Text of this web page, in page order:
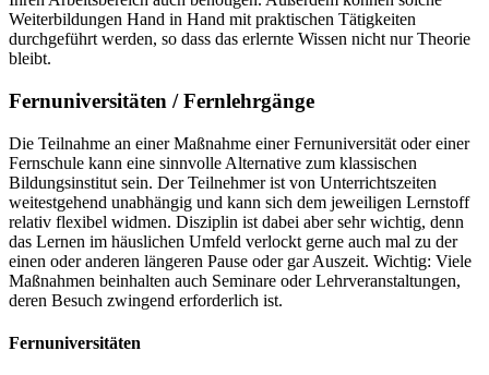
Weiterbildungen Hand in Hand mit praktischen Tätigkeiten
durchgeführt werden, so dass das erlernte Wissen nicht nur Theorie
bleibt.
Fernuniversitäten / Fernlehrgänge
Die Teilnahme an einer Maßnahme einer Fernuniversität oder einer
Fernschule kann eine sinnvolle Alternative zum klassischen
Bildungsinstitut sein. Der Teilnehmer ist von Unterrichtszeiten
weitestgehend unabhängig und kann sich dem jeweiligen Lernstoff
relativ flexibel widmen. Disziplin ist dabei aber sehr wichtig, denn
das Lernen im häuslichen Umfeld verlockt gerne auch mal zu der
einen oder anderen längeren Pause oder gar Auszeit. Wichtig: Viele
Maßnahmen beinhalten auch Seminare oder Lehrveranstaltungen,
deren Besuch zwingend erforderlich ist.
Fernuniversitäten